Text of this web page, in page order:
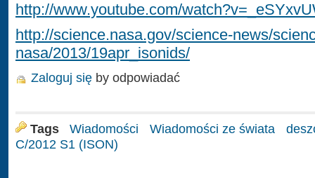
http://www.youtube.com/
http://science.nasa.gov/science-news/
nasa/2013/19apr_isonids/
Zaloguj się by odpowiadać
Tags Wiadomości Wiadomości ze świata
C/2012 S1 (ISON)